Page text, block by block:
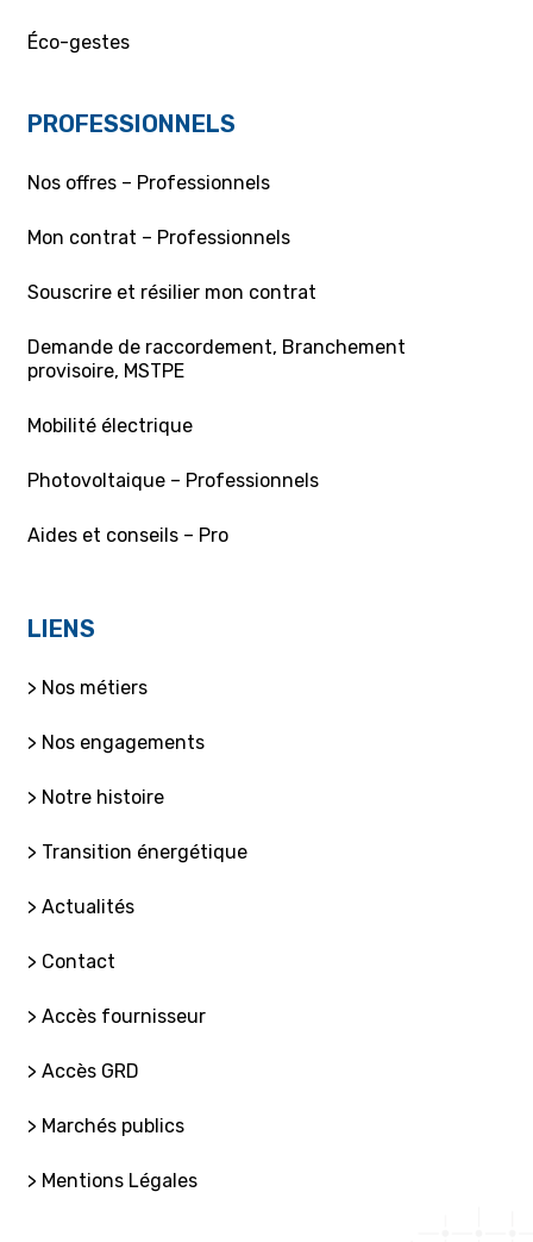
Éco-gestes
PROFESSIONNELS
Nos offres – Professionnels
Mon contrat – Professionnels
Souscrire et résilier mon contrat
Demande de raccordement, Branchement
provisoire, MSTPE
Mobilité électrique
Photovoltaique – Professionnels
Aides et conseils – Pro
LIENS
> Nos métiers
> Nos engagements
> Notre histoire
> Transition énergétique
> Actualités
> Contact
> Accès fournisseur
> Accès GRD
> Marchés publics
> Mentions Légales